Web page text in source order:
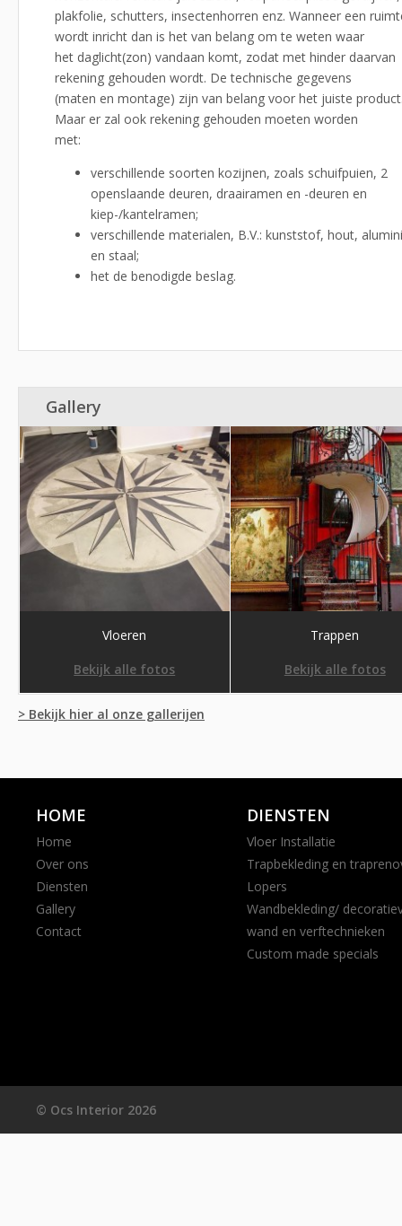
plakfolie, schutters, insectenhorren enz. Wanneer een
wordt inricht dan is het van belang om te weten waar
het daglicht(zon) vandaan komt, zodat met hinder daarvan
rekening gehouden wordt. De technische gegevens
(maten en montage) zijn van belang voor het juiste
Maar er zal ook rekening gehouden moeten worden
met:
verschillende soorten kozijnen, zoals schuifpuien, 2
openslaande deuren, draairamen en -deuren en
kiep-/kantelramen;
verschillende materialen, B.V.: kunststof, hout,
en staal;
het de benodigde beslag.
Gallery
Vloeren
Bekijk alle fotos
Trappen
Bekijk alle fotos
> Bekijk hier al onze gallerijen
HOME
Home
Over ons
Diensten
Gallery
Contact
DIENSTEN
Vloer Installatie
Trapbekleding en
Lopers
Wandbekleding/
wand en verftechnieken
Custom made specials
© Ocs Interior 2026